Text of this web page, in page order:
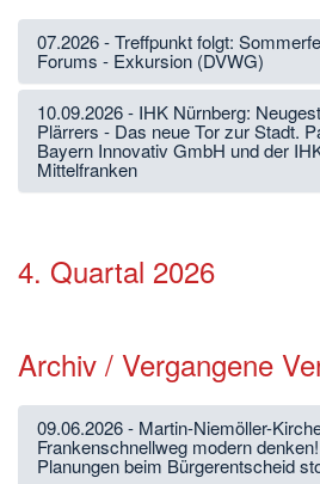
07.2026 - Treffpunkt folgt:
Forums - Exkursion (DVWG)
10.09.2026 - IHK Nürnberg:
Plärrers - Das neue Tor zur Stadt.
Bayern Innovativ GmbH und der
Mittelfranken
4. Quartal 2026
Archiv / Vergangene
09.06.2026 - Martin-Niemöller-
Frankenschnellweg modern
Planungen beim Bürgerentscheid